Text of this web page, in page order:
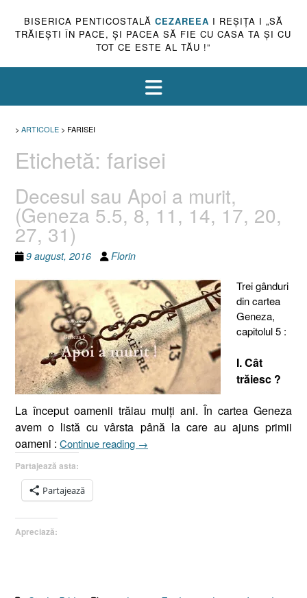
BISERICA PENTICOSTALĂ CEZAREEA I REŞIŢA I „SĂ
TRĂIEŞTI ÎN PACE, ŞI PACEA SĂ FIE CU CASA TA ŞI CU
TOT CE ESTE AL TĂU !”
> ARTICOLE > FARISEI
Etichetă: farisei
Decesul sau Apoi a murit,
(Geneza 5.5, 8, 11, 14, 17, 20,
27, 31)
9 august, 2016 Florin
Trei gânduri
din cartea
Geneza,
capitolul 5 :
I. Cât
trăiesc ?
La început oamenii trăiau mulţi ani. În cartea Geneza
avem o listă cu vârsta până la care au ajuns primii
oameni : Continue reading „Decesul
→
Partajează asta:
Partajează
Apreciază: